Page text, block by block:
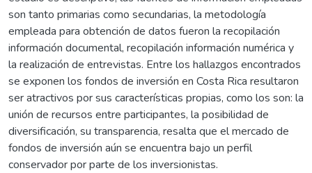
son tanto primarias como secundarias, la metodología
empleada para obtención de datos fueron la recopilación
información documental, recopilación información numérica y
la realización de entrevistas. Entre los hallazgos encontrados
se exponen los fondos de inversión en Costa Rica resultaron
ser atractivos por sus características propias, como los son: la
unión de recursos entre participantes, la posibilidad de
diversificación, su transparencia, resalta que el mercado de
fondos de inversión aún se encuentra bajo un perfil
conservador por parte de los inversionistas.